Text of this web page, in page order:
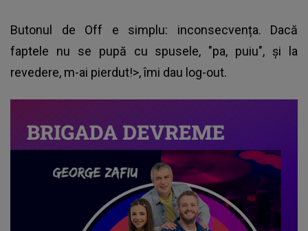
Butonul de Off e simplu: inconsecvența. Dacă
faptele nu se pupă cu spusele, "pa, puiu", și la
revedere, m-ai pierdut!>, îmi dau log-out.